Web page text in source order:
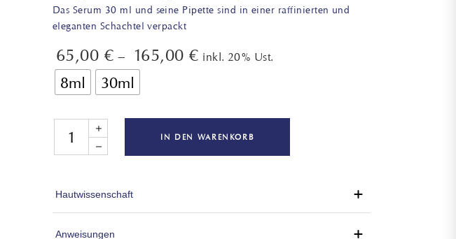
65,00 € – 165,00€ inkl. 20% Ust.
Das Serum 30 ml und seine Pipette sind in einer raffinierten und
eleganten Schachtel verpackt
8ml 30ml
IN DEN WARENKORB
Hautwissenschaft
Zellseneszenz ist ein natürlicher Prozess, bei dem sich die
Anweisungen